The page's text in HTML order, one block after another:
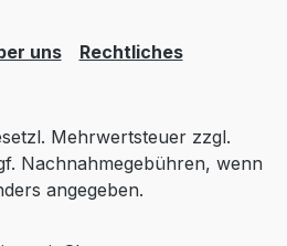
uns Rechtliches
Mehrwertsteuer zzgl.
Nachnahmegebühren, wenn
angegeben.